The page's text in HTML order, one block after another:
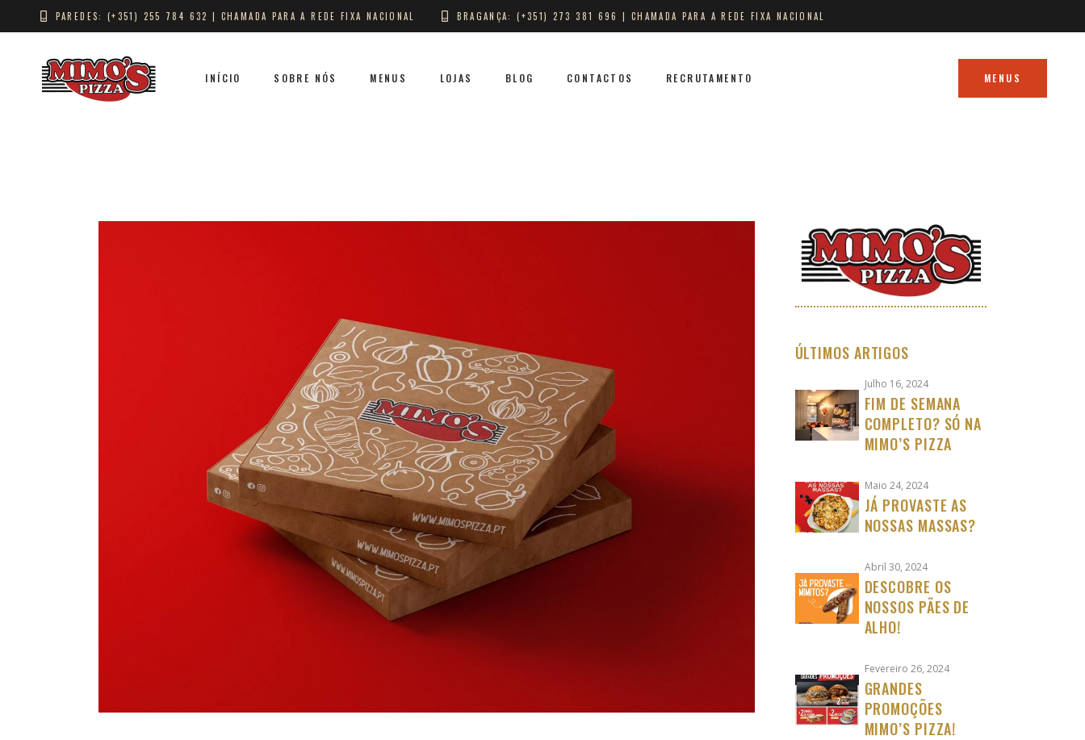
PAREDES: (+351) 255 784 632 | CHAMADA PARA A REDE FIXA NACIONAL BRAGANÇA: (+351) 273 381 696 | CHAMADA PARA A REDE FIXA NACIONAL
INÍCIO SOBRE NÓS MENUS LOJAS BLOG CONTACTOS RECRUTAMENTO MENUS
ÚLTIMOS ARTIGOS
Julho 16, 2024
FIM DE SEMANA
COMPLETO? SÓ NA
MIMO’S PIZZA
Maio 24, 2024
JÁ PROVASTE AS
NOSSAS MASSAS?
Abril 30, 2024
DESCOBRE OS
NOSSOS PÃES DE
ALHO!
Fevereiro 26, 2024
GRANDES
PROMOÇÕES
MIMO’S PIZZA!